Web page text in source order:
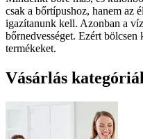
csak a bőrtípushoz, hanem az
igazítanunk kell. Azonban a
bőrnedvességet. Ezért bölcsen
termékeket.
Vásárlás